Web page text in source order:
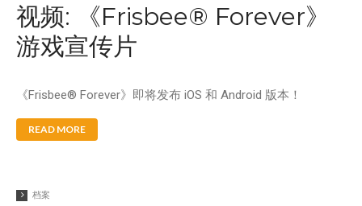
视频: 《Frisbee® Forever》
游戏宣传片
《Frisbee® Forever》即将发布 iOS 和 Android 版本！
READ MORE
档案